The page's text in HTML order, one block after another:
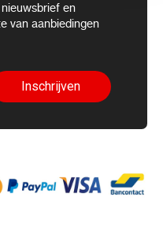
en
van aanbiedingen
Inschrijven